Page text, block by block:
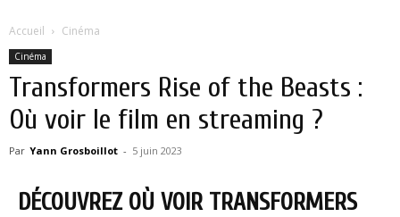
Accueil Cinéma
Cinéma
Transformers Rise of the Beasts :
Où voir le film en streaming ?
Par Yann Grosboillot - 5 juin 2023
DÉCOUVREZ OÙ VOIR TRANSFORMERS